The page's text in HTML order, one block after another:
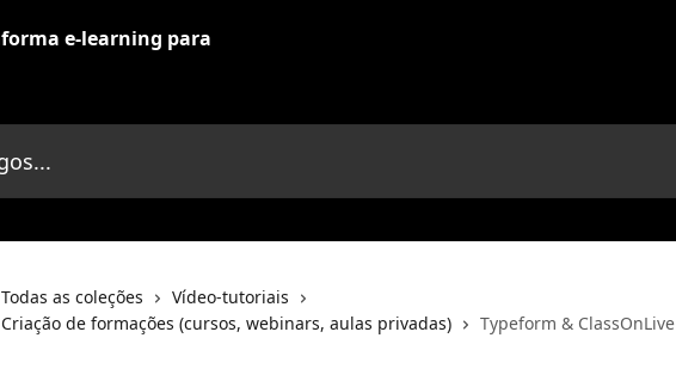
Todas as coleções
Vídeo-tutoriais
Criação de formações (cursos, webinars, aulas privadas)
Typeform & ClassOnLive